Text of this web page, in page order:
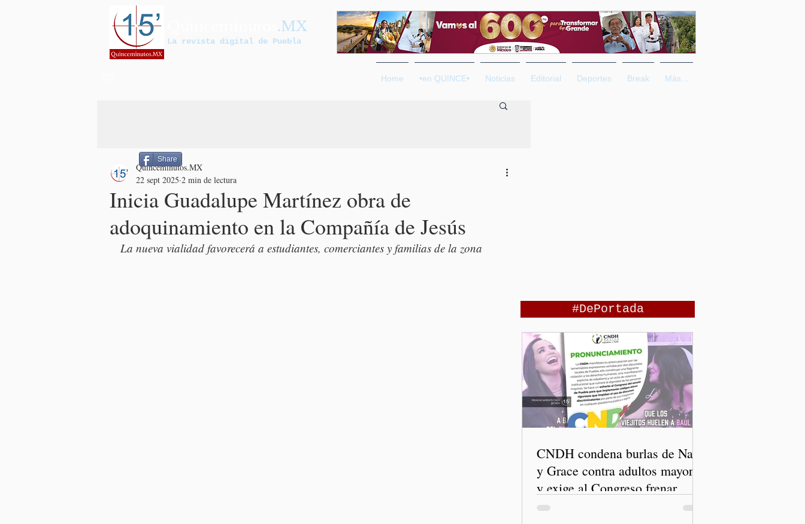
.MX
La revista digital de Puebla
Home •en QUINCE• Noticias Editorial Deportes Break Más...
Inicia Guadalupe Martínez obra de
adoquinamiento en la Compañía de Jesús
Quinceminutos.MX
22 sept 2025 2 min de lectura
La nueva vialidad favorecerá a estudiantes, comerciantes y familias de la zona
Share
#DePortada
CNDH condena burlas de Nay
y Grace contra adultos mayores
y exige al Congreso frenar
discursos discriminatorios